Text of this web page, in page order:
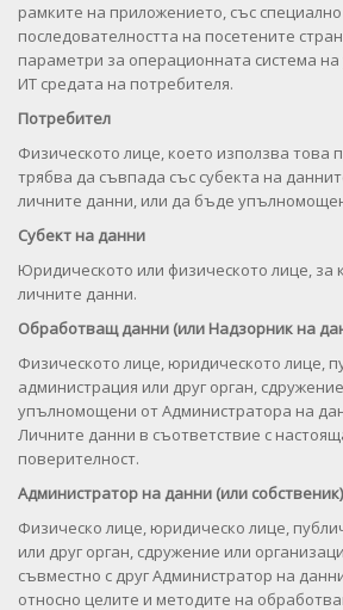
рамките на приложението, със
последователността на посетените
параметри за операционната система на
ИТ средата на потребителя.
Потребител
Физическото лице, което използва това
трябва да съвпада със субекта на
личните данни, или да бъде
Субект на данни
Юридическото или физическото лице, за
личните данни.
Обработващ данни (или Надзорник на
Физическото лице, юридическото лице,
администрация или друг орган,
упълномощени от Администратора на
Личните данни в съответствие с
поверителност.
Администратор на данни (или собственик)
Физическо лице, юридическо лице,
или друг орган, сдружение или
съвместно с друг Администратор на
относно целите и методите на